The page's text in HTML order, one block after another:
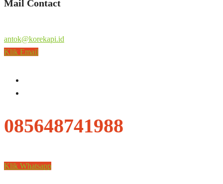
Mail Contact
antok@korekapi.id
Klik Email
085648741988
Klik Whatsapp